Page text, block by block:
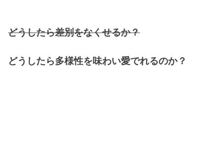
どうしたら差別をなくせるか？
どうしたら多様性を味わい愛でれるのか？